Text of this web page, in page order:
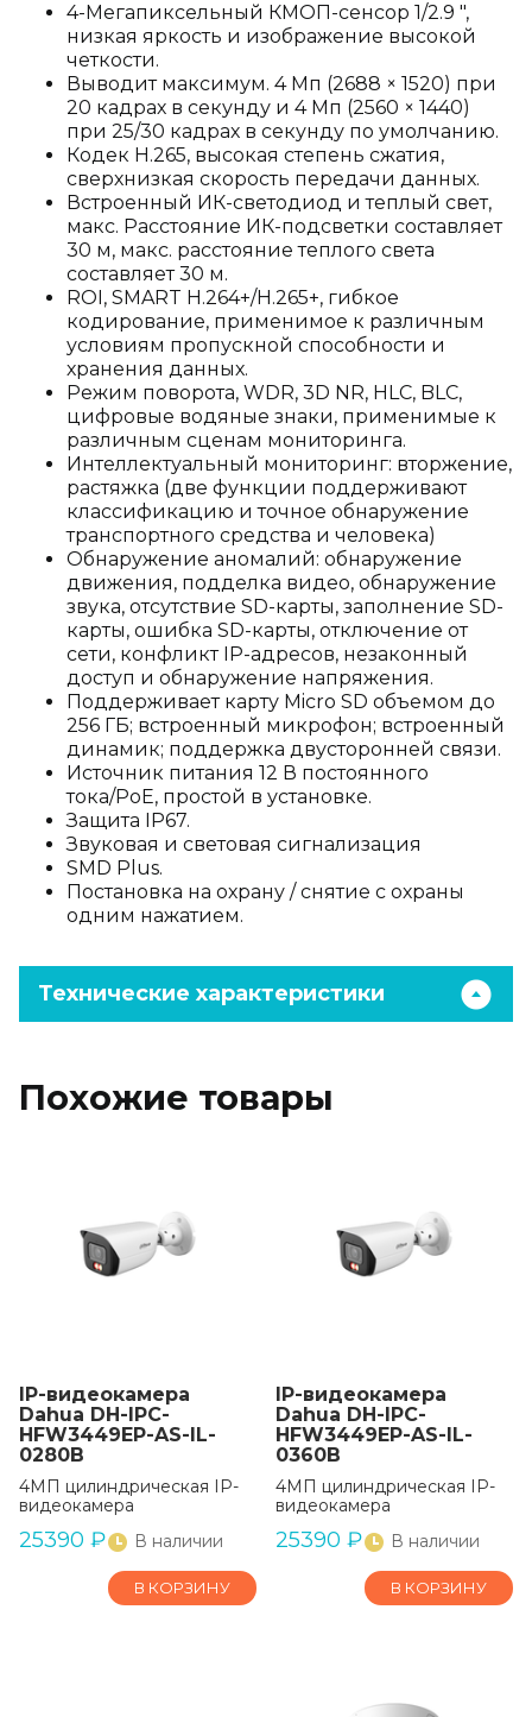
4-Мегапиксельный КМОП-сенсор 1/2.9 ",
низкая яркость и изображение высокой
четкости.
Выводит максимум. 4 Мп (2688 × 1520) при
20 кадрах в секунду и 4 Мп (2560 × 1440)
при 25/30 кадрах в секунду по умолчанию.
Кодек H.265, высокая степень сжатия,
сверхнизкая скорость передачи данных.
Встроенный ИК-светодиод и теплый свет,
макс. Расстояние ИК-подсветки составляет
30 м, макс. расстояние теплого света
составляет 30 м.
ROI, SMART H.264+/H.265+, гибкое
кодирование, применимое к различным
условиям пропускной способности и
хранения данных.
Режим поворота, WDR, 3D NR, HLC, BLC,
цифровые водяные знаки, применимые к
различным сценам мониторинга.
Интеллектуальный мониторинг: вторжение,
растяжка (две функции поддерживают
классификацию и точное обнаружение
транспортного средства и человека)
Обнаружение аномалий: обнаружение
движения, подделка видео, обнаружение
звука, отсутствие SD-карты, заполнение SD-
карты, ошибка SD-карты, отключение от
сети, конфликт IP-адресов, незаконный
доступ и обнаружение напряжения.
Поддерживает карту Micro SD объемом до
256 ГБ; встроенный микрофон; встроенный
динамик; поддержка двусторонней связи.
Источник питания 12 В постоянного
тока/PoE, простой в установке.
Защита IP67.
Звуковая и световая сигнализация
SMD Plus.
Постановка на охрану / снятие с охраны
одним нажатием.
Технические характеристики
Похожие товары
IP-видеокамера
Dahua DH-IPC-
HFW3449EP-AS-IL-
0280B
4МП цилиндрическая IP-
видеокамера
25390 ₽ В наличии
В КОРЗИНУ
IP-видеокамера
Dahua DH-IPC-
HFW3449EP-AS-IL-
0360B
4МП цилиндрическая IP-
видеокамера
25390 ₽ В наличии
В КОРЗИНУ